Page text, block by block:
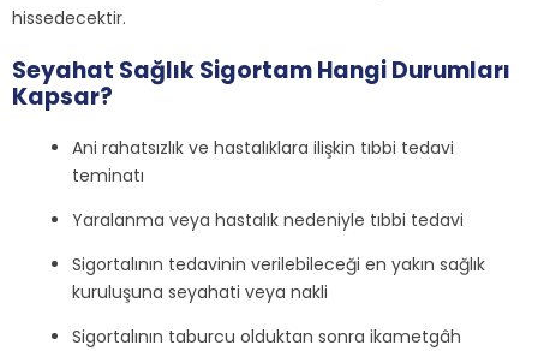
hissedecektir.
Seyahat Sağlık Sigortam Hangi Durumları
Kapsar?
Ani rahatsızlık ve hastalıklara ilişkin tıbbi tedavi
teminatı
Yaralanma veya hastalık nedeniyle tıbbi tedavi
Sigortalının tedavinin verilebileceği en yakın sağlık
kuruluşuna seyahati veya nakli
Sigortalının taburcu olduktan sonra ikametgâh